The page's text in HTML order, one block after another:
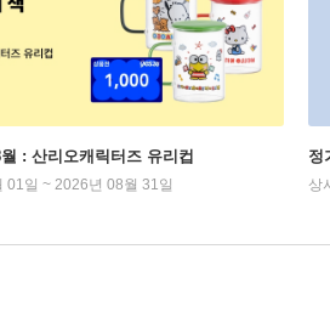
: 산리오캐릭터즈 유리컵
01일 ~ 2026년 08월 31일
정
상